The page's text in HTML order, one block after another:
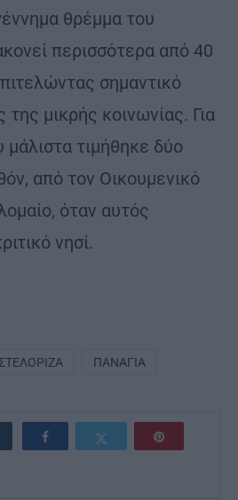
θρέμμα του
περισσότερα από 40
σημαντικό
μικρής κοινωνίας. Για
τιμήθηκε δύο
από τον Οικουμενικό
όταν αυτός
νησί.
ΠΑΝΑΓΊΑ